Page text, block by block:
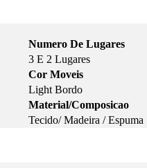
Numero De Lugares
3 E 2 Lugares
Cor Moveis
Light Bordo
Material/Composicao
Tecido/ Madeira / Espuma